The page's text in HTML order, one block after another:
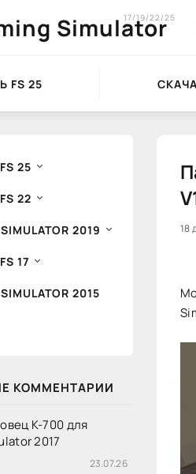
Simulator
17/19/22/25
FS 25
25
22
2019
17
2015
КОММЕНТАРИИ
К-700 для
2017
23.07.26
18